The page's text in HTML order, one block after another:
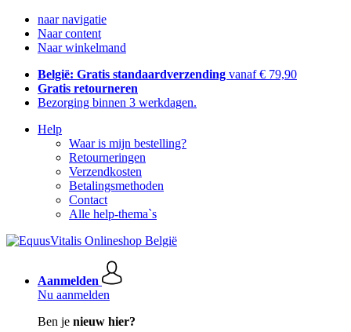
naar navigatie
Naar content
Naar winkelmand
België: Gratis standaardverzending vanaf € 79,90
Gratis retourneren
Bezorging binnen 3 werkdagen.
Help
Waar is mijn bestelling?
Retourneringen
Verzendkosten
Betalingsmethoden
Contact
Alle help-thema`s
Aanmelden
Nu aanmelden
Ben je nieuw hier?